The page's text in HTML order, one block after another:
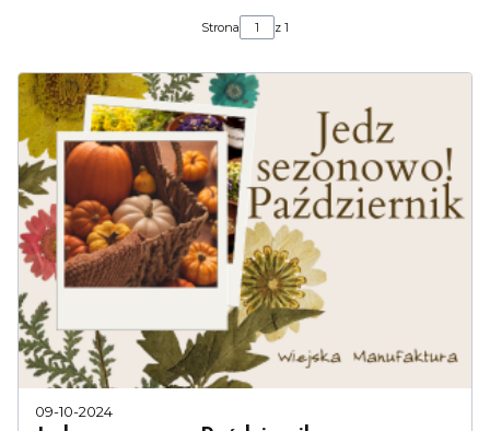
Strona z 1
09-10-2024